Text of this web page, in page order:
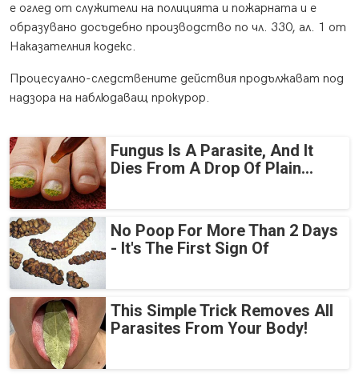
е оглед от служители на полицията и пожарната и е
образувано досъдебно производство по чл. 330, ал. 1 от
Наказателния кодекс.
Процесуално-следствените действия продължават под
надзора на наблюдаващ прокурор.
Fungus Is A Parasite, And It
Dies From A Drop Of Plain...
No Poop For More Than 2 Days
- It's The First Sign Of
This Simple Trick Removes All
Parasites From Your Body!